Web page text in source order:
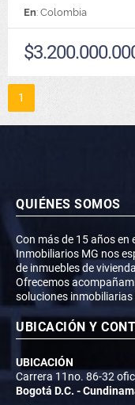
En: Colombia
1
QUIÉNES SOMOS
Con más de 15 años en
Inmobiliarios MG nos
de inmuebles de
Ofrecemos
soluciones
UBICACIÓN Y
UBICACIÓN
Carrera 11no. 86-32
Bogotá D.C. -